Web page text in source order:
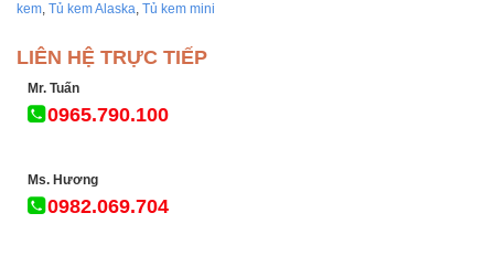
kem, Tủ kem Alaska, Tủ kem mini
LIÊN HỆ TRỰC TIẾP
Mr. Tuấn
0965.790.100
Ms. Hương
0982.069.704